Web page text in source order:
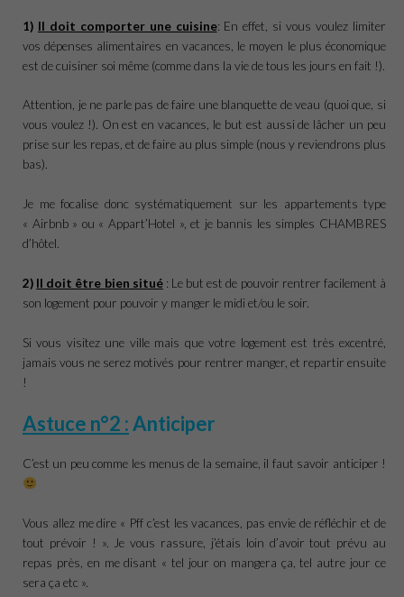
1) Il doit comporter une cuisine: En effet, si vous voulez limiter
vos dépenses alimentaires en vacances, le moyen le plus économique
est de cuisiner soi même (comme dans la vie de tous les jours en fait !).
Attention, je ne parle pas de faire une blanquette de veau (quoi que, si
vous voulez !). On est en vacances, le but est aussi de lâcher un peu
prise sur les repas, et de faire au plus simple (nous y reviendrons plus
bas).
Je me focalise donc systématiquement sur les appartements type
« Airbnb » ou « Appart’Hotel », et je bannis les simples CHAMBRES
d’hôtel.
2) Il doit être bien situé : Le but est de pouvoir rentrer facilement à
son logement pour pouvoir y manger le midi et/ou le soir.
Si vous visitez une ville mais que votre logement est très excentré,
jamais vous ne serez motivés pour rentrer manger, et repartir ensuite
!
Astuce n°2 :Anticiper
C’est un peu comme les menus de la semaine, il faut savoir anticiper !
Vous allez me dire « Pff c’est les vacances, pas envie de réfléchir et de
tout prévoir ! ». Je vous rassure, j’étais loin d’avoir tout prévu au
repas près, en me disant « tel jour on mangera ça, tel autre jour ce
sera ça etc ».